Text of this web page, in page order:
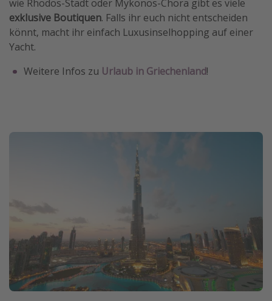
wie Rhodos-Stadt oder Mykonos-Chora gibt es viele
exklusive Boutiquen. Falls ihr euch nicht entscheiden
könnt, macht ihr einfach Luxusinselhopping auf einer
Yacht.
Weitere Infos zu Urlaub in Griechenland!